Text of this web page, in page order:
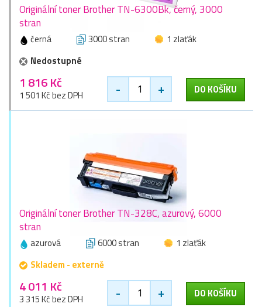
Originální toner Brother TN-6300Bk, černý, 3000
stran
černá 3000 stran
1 zlaťák
Nedostupné
1 816 Kč
1 501 Kč bez DPH - + DO KOŠÍKU
Originální toner Brother TN-328C, azurový, 6000
stran
azurová 6000 stran
1 zlaťák
Skladem - externě
4 011 Kč
3 315 Kč bez DPH - + DO KOŠÍKU